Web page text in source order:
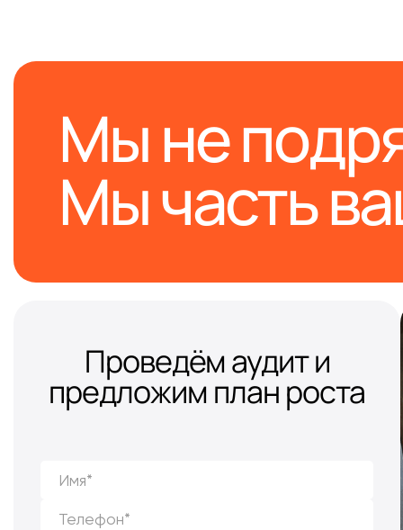
Мы не
Мы часть
Проведём аудит и
предложим план роста